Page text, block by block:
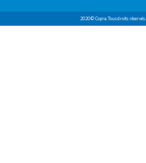
2020 © Copra. Tous droits réservés.